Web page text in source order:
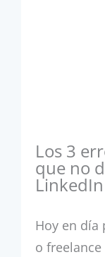
Los 3
que no
LinkedIn
Hoy en día
o